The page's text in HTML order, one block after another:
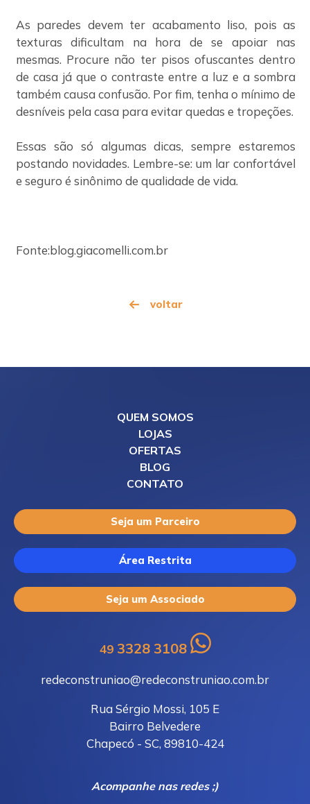
As paredes devem ter acabamento liso, pois as
texturas dificultam na hora de se apoiar nas
mesmas. Procure não ter pisos ofuscantes dentro
de casa já que o contraste entre a luz e a sombra
também causa confusão. Por fim, tenha o mínimo de
desníveis pela casa para evitar quedas e tropeções.
Essas são só algumas dicas, sempre estaremos
postando novidades. Lembre-se: um lar confortável
e seguro é sinônimo de qualidade de vida.
Fonte:blog.giacomelli.com.br
voltar
QUEM SOMOS
LOJAS
OFERTAS
BLOG
CONTATO
Seja um Parceiro
Área Restrita
Seja um Associado
49 3328 3108
redeconstruniao@redeconstruniao.com.br
Rua Sérgio Mossi, 105 E
Bairro Belvedere
Chapecó - SC, 89810-424
Acompanhe nas redes ;)